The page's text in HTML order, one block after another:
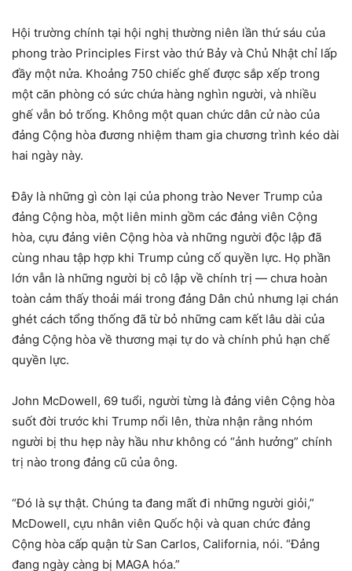
Hội trường chính tại hội nghị thường niên lần thứ sáu của
phong trào Principles First vào thứ Bảy và Chủ Nhật chỉ lấp
đầy một nửa. Khoảng 750 chiếc ghế được sắp xếp trong
một căn phòng có sức chứa hàng nghìn người, và nhiều
ghế vẫn bỏ trống. Không một quan chức dân cử nào của
đảng Cộng hòa đương nhiệm tham gia chương trình kéo dài
hai ngày này.
Đây là những gì còn lại của phong trào Never Trump của
đảng Cộng hòa, một liên minh gồm các đảng viên Cộng
hòa, cựu đảng viên Cộng hòa và những người độc lập đã
cùng nhau tập hợp khi Trump củng cố quyền lực. Họ phần
lớn vẫn là những người bị cô lập về chính trị — chưa hoàn
toàn cảm thấy thoải mái trong đảng Dân chủ nhưng lại chán
ghét cách tổng thống đã từ bỏ những cam kết lâu dài của
đảng Cộng hòa về thương mại tự do và chính phủ hạn chế
quyền lực.
John McDowell, 69 tuổi, người từng là đảng viên Cộng hòa
suốt đời trước khi Trump nổi lên, thừa nhận rằng nhóm
người bị thu hẹp này hầu như không có “ảnh hưởng” chính
trị nào trong đảng cũ của ông.
“Đó là sự thật. Chúng ta đang mất đi những người giỏi,”
McDowell, cựu nhân viên Quốc hội và quan chức đảng
Cộng hòa cấp quận từ San Carlos, California, nói. “Đảng
đang ngày càng bị MAGA hóa.”